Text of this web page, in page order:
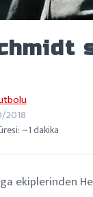
2018
~1 dakika
ekiplerinden